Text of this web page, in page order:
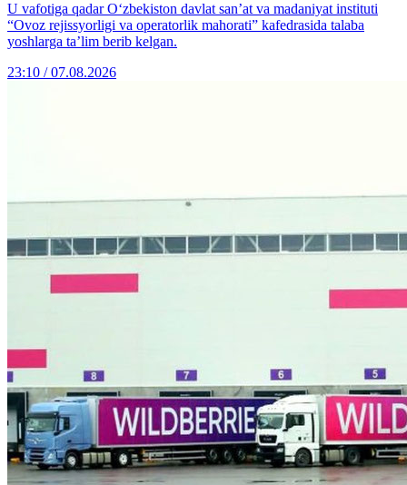
U vafotiga qadar O‘zbekiston davlat san’at va madaniyat instituti
“Ovoz rejissyorligi va operatorlik mahorati” kafedrasida talaba
yoshlarga ta’lim berib kelgan.
23:10 / 07.08.2026